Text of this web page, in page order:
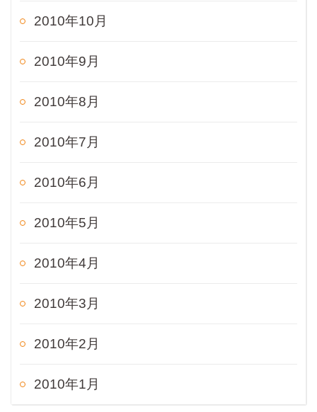
2010年10月
2010年9月
2010年8月
2010年7月
2010年6月
2010年5月
2010年4月
2010年3月
2010年2月
2010年1月